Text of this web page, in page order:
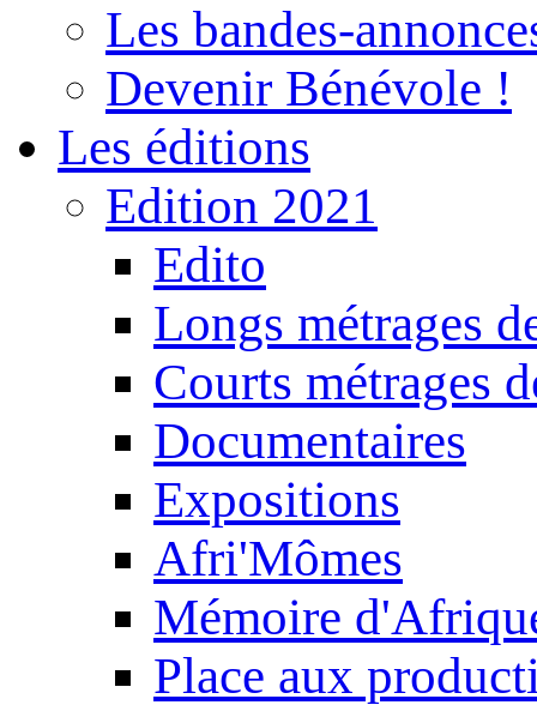
Les bandes-
Devenir Bénévole !
Les éditions
Edition 2021
Edito
Longs métrages
Courts métrages
Documentaires
Expositions
Afri'Mômes
Mémoire
Place aux